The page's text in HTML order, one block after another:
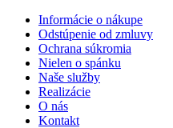
Informácie o nákupe
Odstúpenie od zmluvy
Ochrana súkromia
Nielen o spánku
Naše služby
Realizácie
O nás
Kontakt